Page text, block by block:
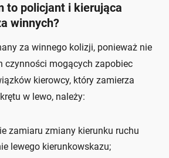
to policjant i kierująca
winnych?
za winnego kolizji, ponieważ nie
czynności mogących zapobiec
kierowcy, który zamierza
w lewo, należy:
zamiaru zmiany kierunku ruchu
lewego kierunkowskazu;